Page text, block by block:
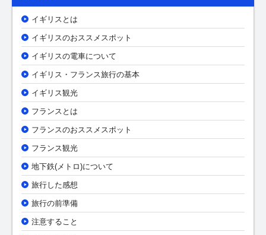
イギリスとは
イギリスのおススメスポット
イギリスの電車について
イギリス・フランス旅行の基本
イギリス観光
フランスとは
フランスのおススメスポット
フランス観光
地下鉄(メトロ)について
旅行した感想
旅行の前準備
注意すること